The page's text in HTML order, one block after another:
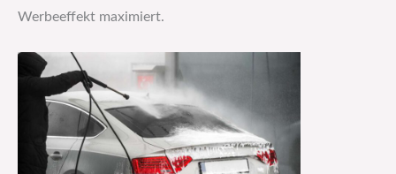
Werbeeffekt maximiert. ​